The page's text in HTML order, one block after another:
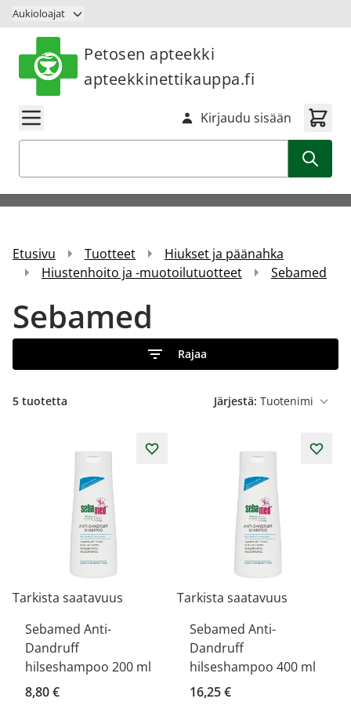
Siirry sisältöön
Aukioloajat
Petosen apteekki
apteekkinettikauppa.fi
Kirjaudu sisään
Etusivu Tuotteet
Hiukset ja päänahka
Hiustenhoito ja -muotoilutuotteet
Sebamed
Sebamed
Rajaa
5 tuotetta Järjestä:
Tarkista saatavuus
Sebamed Anti-
Dandruff
hilseshampoo 200 ml
8,80 €
Tarkista saatavuus
Sebamed Anti-
Dandruff
hilseshampoo 400 ml
16,25 €